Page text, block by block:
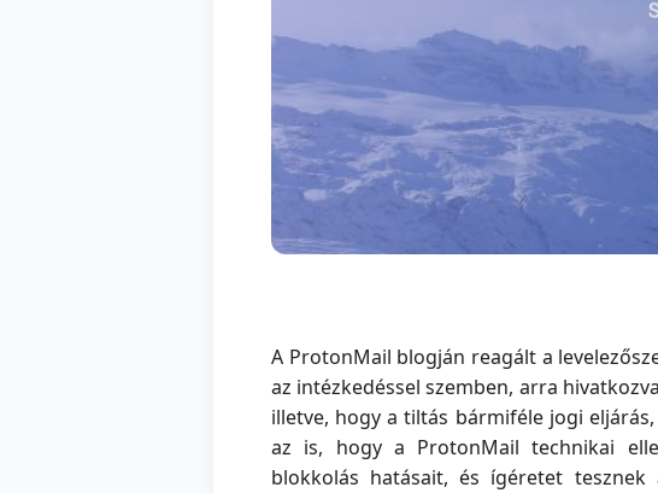
A ProtonMail blogján reagált a
az intézkedéssel szemben, arra
illetve, hogy a tiltás bármiféle jogi
az is, hogy a ProtonMail technikai
blokkolás hatásait, és ígéretet